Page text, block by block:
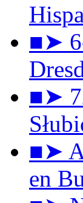
■➤
■➤
■➤
en